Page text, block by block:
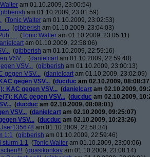
am 01.10.2009, 23:00:54)
am 01.10.2009, 23:01:59)
(Tonic Walter am 01.10.2009, 23:02:53)
(gibberish am 01.10.2009, 23:04:03)
(Tonic Walter am 01.10.2009, 23:05:11)
am 01.10.2009, 22:58:06)
(gibberish am 01.10.2009, 22:59:16)
VSV... (danielcart am 01.10.2009, 22:59:40)
VSV... (gibberish am 01.10.2009, 23:00:13)
gegen VSV... (danielcart am 01.10.2009, 23:02:09)
gegen VSV... (ducduc am 02.10.2009,
KAC gegen VSV... (danielcart am 02.10.2009,
KAC gegen VSV... (ducduc am 02.10.2009,
(ducduc am 02.10.2009, 08:08:01)
VSV... (danielcart am 02.10.2009, 09:25:07)
VSV... (ducduc am 02.10.2009, 10:23:26)
User135678 am 01.10.2009, 22:58:34)
1:1 (gibberish am 01.10.2009, 22:59:46)
sturm 1:1 (Tonic Walter am 01.10.2009, 23:00:06)
(quasikonkav am 01.10.2009, 23:08:14)